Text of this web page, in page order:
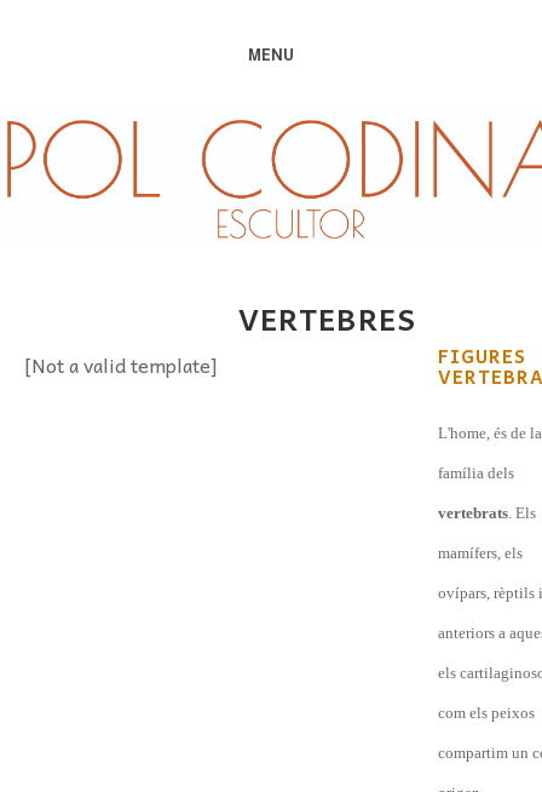
MENU
VERTEBRES
[Not a valid template] FIGURES
L'home, és de la
família dels
vertebrats. Els
mamífers, els
ovípars, rèptils i
anteriors a
els
com els peixos
compartim un